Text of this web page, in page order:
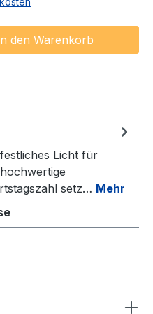
den
den Warenkorb
Licht für
setz… Mehr